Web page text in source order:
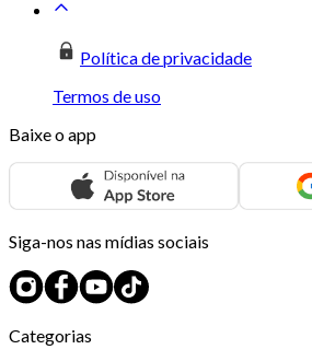
Política de privacidade
Termos de uso
Baixe o app
Siga-nos nas mídias sociais
Categorias